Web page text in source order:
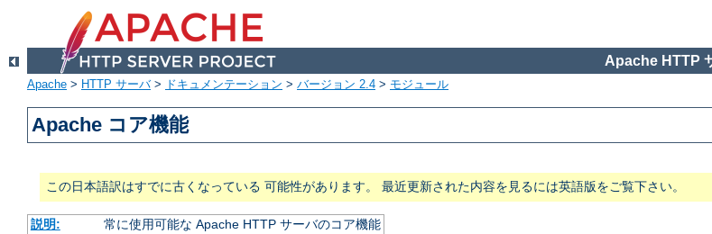
Apache HTTP
Apache > HTTP サーバ> ドキュメンテーション > バージョン 2.4 > モジュール
Apache コア機能
この日本語訳はすでに古くなっている 可能性があります。 最近更新された内容を見るには英語版をご覧下さい。
説明:
常に使用可能な Apache HTTP サーバのコア機能